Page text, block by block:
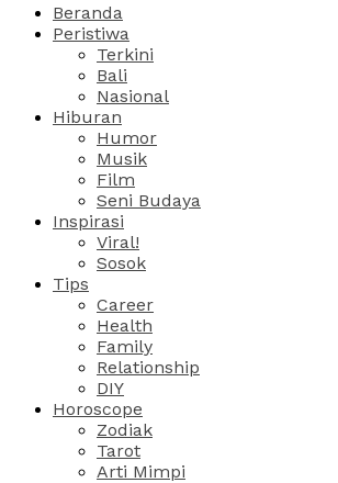
Beranda
Peristiwa
Terkini
Bali
Nasional
Hiburan
Humor
Musik
Film
Seni Budaya
Inspirasi
Viral!
Sosok
Tips
Career
Health
Family
Relationship
DIY
Horoscope
Zodiak
Tarot
Arti Mimpi